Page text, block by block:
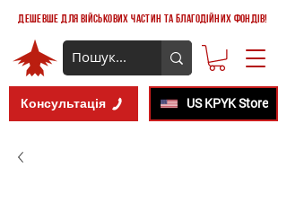
дешевше для військових частин та благодійних фондів!
Консультація US KPYK Store